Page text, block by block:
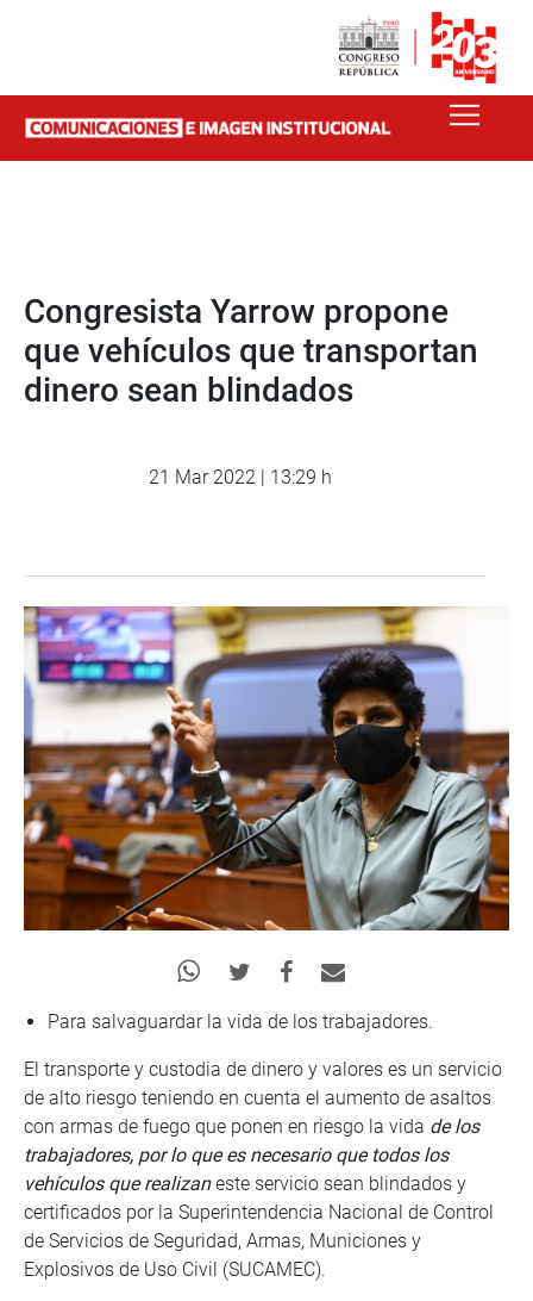
Congresista Yarrow propone
que vehículos que transportan
dinero sean blindados
21 Mar 2022 | 13:29 h
Para salvaguardar la vida de los trabajadores.
El transporte y custodia de dinero y valores es un servicio
de alto riesgo teniendo en cuenta el aumento de asaltos
con armas de fuego que ponen en riesgo la vida de los
trabajadores, por lo que es necesario que todos los
vehículos que realizaneste servicio sean blindados y
certificados por la Superintendencia Nacional de Control
de Servicios de Seguridad, Armas, Municiones y
Explosivos de Uso Civil (SUCAMEC).